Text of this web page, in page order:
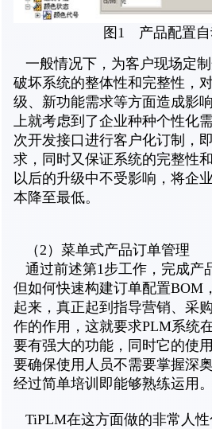
图1 产品配置自
一般情况下，为客户现场定
破坏系统的整体性和完整性，
级、新功能需求等方面造成影
上就考虑到了企业种种个性化
次开发接口进行客户化订制，
求，同时又保证系统的完整性
以后的升级中不受影响，将企
本降至最低。
（2）菜单式产品订单管理
通过前述第1步工作，完成产
但如何快速构建订单配置BOM
起来，真正起到指导营销、采
作的作用，这就要求PLM系统
要有强大的功能，同时它的使
要确保使用人员不需要掌握深
经过简单培训即能够熟练运用。
TiPLM在这方面做的非常人